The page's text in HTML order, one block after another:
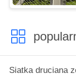
Siatka druciana